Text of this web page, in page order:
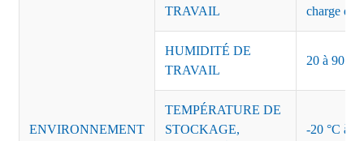
ENVIRONNEMENT
TRAVAIL
charge de
HUMIDITÉ DE
TRAVAIL
20 à 90 %
TEMPÉRATURE DE
STOCKAGE,
-20 °C à